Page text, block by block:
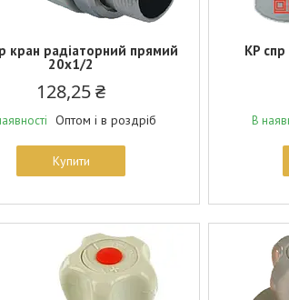
кран радіаторний прямий
20x1/2
128,25 ₴
Оптом і в роздріб
Купити
KP
В